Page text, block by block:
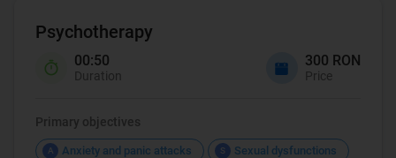
Psychotherapy
00:50
Duration
300 RON
Price
Primary objectives
A Anxiety and panic attacks S Sexual dysfunctions